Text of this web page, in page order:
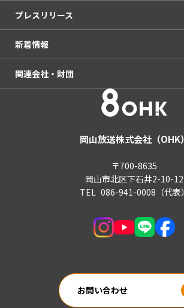
岡山放送株式会社（OHK）
〒700-8635
岡山市北区下石井2-10-12
TEL 086-941-0008 （代表）
お問い合わせ
OHKまちなかスタジオ「ミルン」
アクセス
後援・共催等の申請について
電子公告（決算公告）
haremachi TV
岡山放送番組基準
国民保護義務計画
放送番組の制作委託取引に関する自主基準
情報アクセシビリティ推進活動
プレスリリース
新着情報
関連会社・財団
OHKエンタープライズ
OHKスポーツ振興財団香川